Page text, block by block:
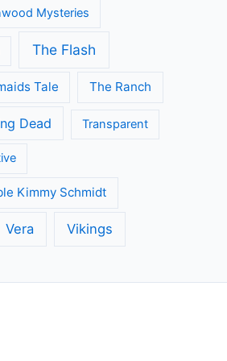
Mysteries
The Flash
Tale The Ranch
Dead Transparent
Kimmy Schmidt
Vera Vikings